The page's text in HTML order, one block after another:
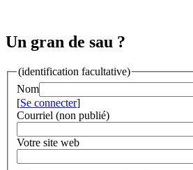
Un gran de sau ?
(identification facultative)
Nom
[Se connecter]
Courriel (non publié)
Votre site web